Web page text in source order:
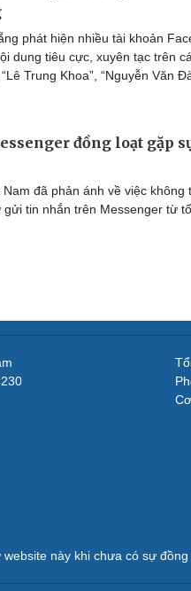
phát hiện nhiều tài khoản
dung tiêu cực, xuyên tạc trên
Trung Khoa”, “Nguyễn Văn
đồng loạt gặp
đã phản ánh về việc không
tin nhắn trên Messenger từ
này khi chưa có sự